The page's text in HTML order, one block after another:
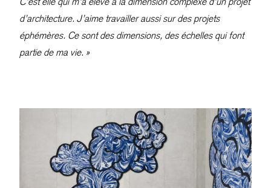
d’architecture. J’aime travailler aussi sur des projets
éphémères. Ce sont des dimensions, des échelles qui font
partie de ma vie. »